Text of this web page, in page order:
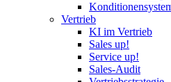
Vertrieb
KI im Vertrieb
Sales up!
Service up!
Sales-Audit